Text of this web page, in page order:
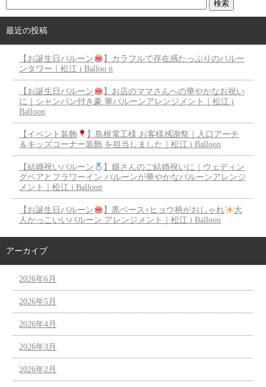
最近の投稿
【お誕生日バルーン
】カラフルで存在感たっぷりのバルー
ンタワー｜松江 i Balloo n
【お誕生日バルーン
】お店のママさんへの華やかなお祝い
に｜シャンパン付き豪 華バルーンアレンジメント｜松江 i
Balloon
【イベント装飾
】島根電工様 お客様感謝祭｜入口アーチ
＆キッズコーナー装飾 を担当しました｜松江 i Balloon
【結婚祝いバルーン
】娘さんのご結婚祝いに｜ウェディン
グベアとフラワーイン バルーンが華やかなバルーンアレンジ
メント｜松江 i Balloon
【お誕生日バルーン 】黒ベース×ヒョウ柄がおしゃれ
大
人かっこいいバルーン アレンジメント｜松江 i Balloon
アーカイブ
2026年6月
2026年5月
2026年4月
2026年3月
2026年2月